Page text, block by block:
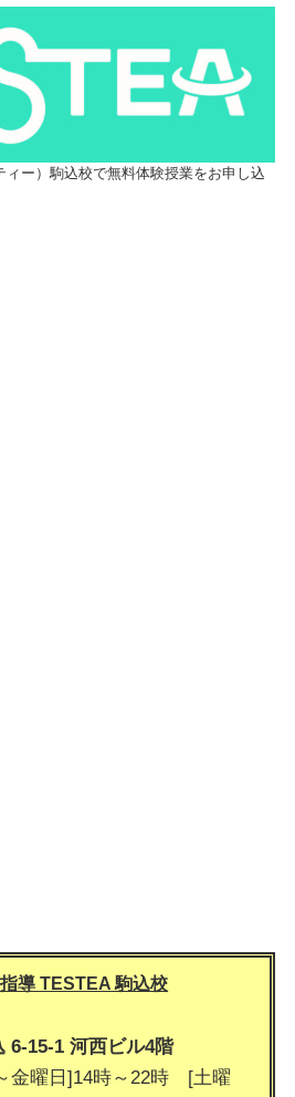
ィー）駒込校で無料体験授業をお申し込
導 TESTEA 駒込校
6-15-1 河西ビル4階
金曜日]14時～22時 [土曜